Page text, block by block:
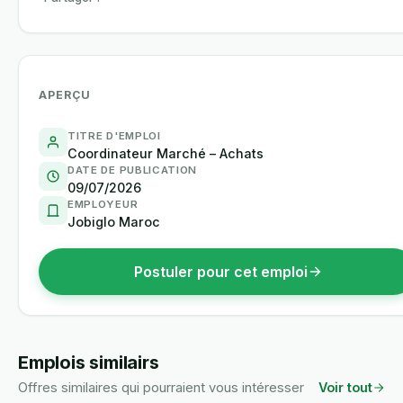
APERÇU
TITRE D'EMPLOI
Coordinateur Marché – Achats
DATE DE PUBLICATION
09/07/2026
EMPLOYEUR
Jobiglo Maroc
Postuler pour cet emploi
Emplois similairs
Offres similaires qui pourraient vous intéresser Voir tout